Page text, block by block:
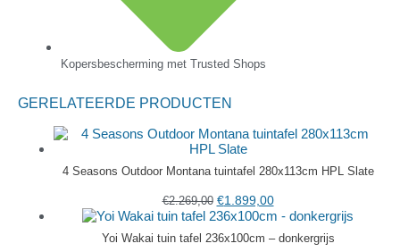
Kopersbescherming met Trusted Shops
GERELATEERDE PRODUCTEN
4 Seasons Outdoor Montana tuintafel 280x113cm HPL Slate
€2.269,00 €1.899,00
Yoi Wakai tuin tafel 236x100cm – donkergrijs